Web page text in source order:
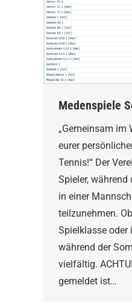
Medenspiele
„Gemeinsam im
eurer
Tennis!“ Der
Spieler,
in einer
teilzunehmen.
Spielklasse oder
während der
vielfältig.
gemeldet ist…